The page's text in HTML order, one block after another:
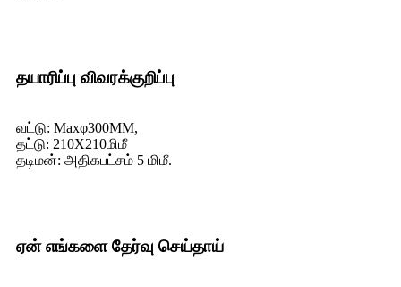
தயாரிப்பு விவரக்குறிப்பு
வட்டு: Maxφ300MM,
தட்டு: 210X210மிமீ
தடிமன்: அதிகபட்சம் 5 மிமீ.
ஏன் எங்களை தேர்வு செய்தாய்